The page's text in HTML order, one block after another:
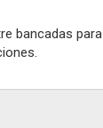
bancadas para